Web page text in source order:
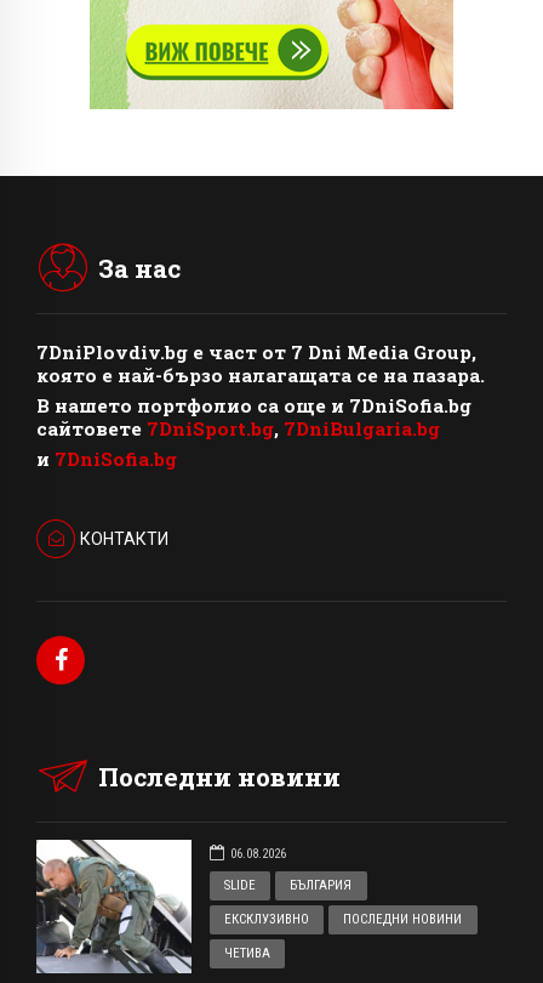
За нас
7DniPlovdiv.bg e част от 7 Dni Media Group,
която е най-бързо налагащата се на пазара.
В нашето портфолио са още и 7DniSofia.bg
сайтовете 7DniSport.bg, 7DniBulgaria.bg
и 7DniSofia.bg
КОНТАКТИ
Последни новини
06.08.2026
SLIDE
БЪЛГАРИЯ
ЕКСКЛУЗИВНО ПОСЛЕДНИ НОВИНИ
ЧЕТИВА